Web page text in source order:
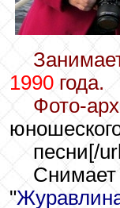
1990 года.
Фото-
песни[/
Снимает
"